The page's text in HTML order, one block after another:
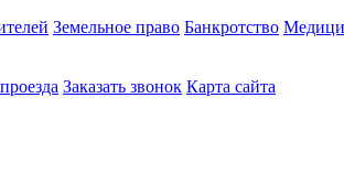
Земельное право Банкротство
Заказать звонок Карта сайта